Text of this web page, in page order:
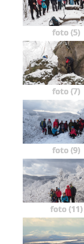
foto (5)
foto (7)
foto (9)
foto (11)